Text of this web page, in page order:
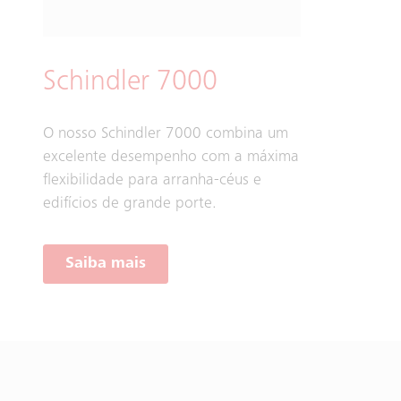
Schindler 7000
O nosso Schindler 7000 combina um
excelente desempenho com a máxima
flexibilidade para arranha-céus e
edifícios de grande porte.
Saiba mais